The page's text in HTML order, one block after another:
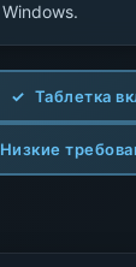
Таблетка
Низкие